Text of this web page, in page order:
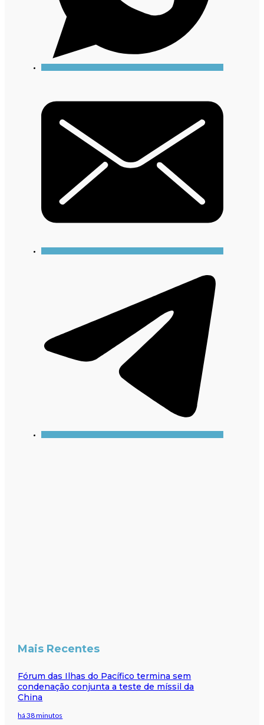
Mais Recentes
Fórum das Ilhas do Pacífico termina sem
condenação conjunta a teste de míssil da
China
há 38 minutos